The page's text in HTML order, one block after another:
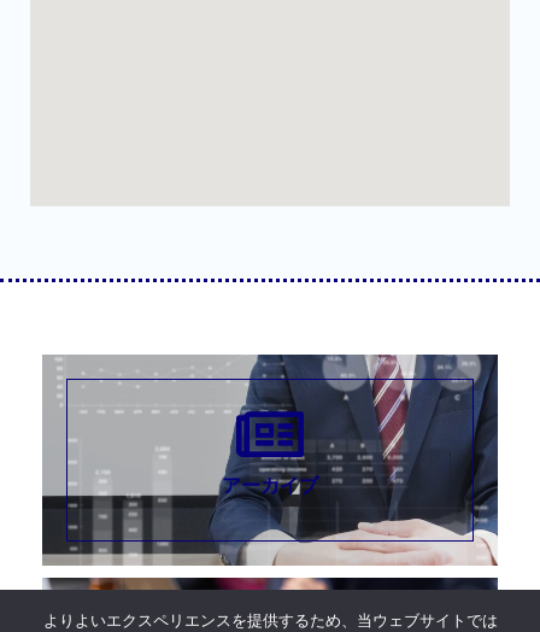
アーカイブ
よりよいエクスペリエンスを提供するため、当ウェブサイトでは